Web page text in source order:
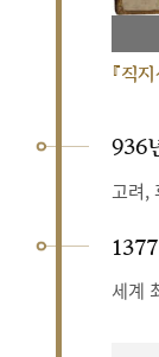
『직
936
고려,
세계